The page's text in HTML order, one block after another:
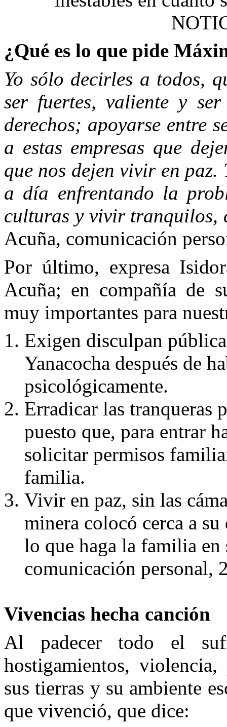
¿Qué es lo que pide
Yo sólo decirles a todos,
ser fuertes, valiente y
derechos; apoyarse entre
a estas empresas que
que nos dejen vivir en paz.
a día enfrentando la
culturas y vivir tranquilos,
Acuña, comunicación
Por último, expresa
Acuña; en compañía de
muy importantes para
Exigen disculpan
Yanacocha después de
psicológicamente.
Erradicar las tranqueras
puesto que, para entrar
solicitar permisos
familia.
Vivir en paz, sin las
minera colocó cerca a
lo que haga la familia
comunicación personal,
Vivencias hecha canción
Al padecer todo el
hostigamientos,
sus tierras y su ambiente
que vivenció, que dice: